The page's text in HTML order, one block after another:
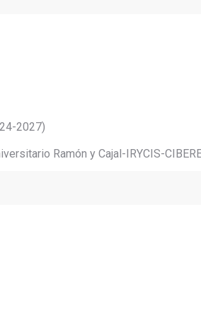
2027)
Ramón y Cajal-IRYCIS-